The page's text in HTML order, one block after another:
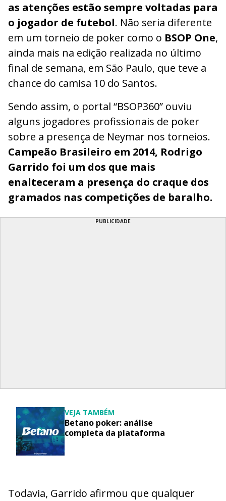
as atenções estão sempre voltadas para
o jogador de futebol. Não seria diferente
em um torneio de poker como o BSOP One,
ainda mais na edição realizada no último
final de semana, em São Paulo, que teve a
chance do camisa 10 do Santos.
Sendo assim, o portal “BSOP360” ouviu
alguns jogadores profissionais de poker
sobre a presença de Neymar nos torneios.
Campeão Brasileiro em 2014, Rodrigo
Garrido foi um dos que mais
enalteceram a presença do craque dos
gramados nas competições de baralho.
PUBLICIDADE
VEJA TAMBÉM
Betano poker: análise
completa da plataforma
Todavia, Garrido afirmou que qualquer